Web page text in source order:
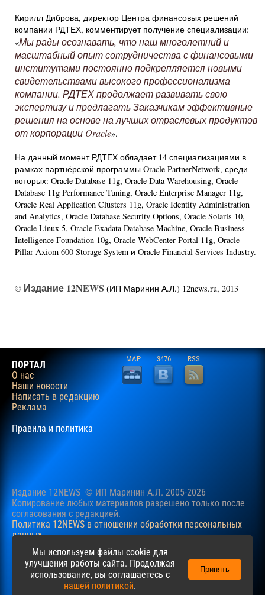
Кирилл Диброва, директор Центра финансовых решений
компании РДТЕХ, комментирует получение специализации:
«Мы рады осознавать, что наш многолетний и
масштабный опыт сотрудничества с финансовыми
институтами постоянно подкрепляется новыми
свидетельствами высокого профессионализма
компании. РДТЕХ продолжает развивать свою
экспертизу и предлагать Заказчикам эффективные
решения на основе на лучших отраслевых продуктов
от корпорации Oracle».
На данный момент РДТЕХ обладает 14 специализациями в
рамках партнёрской программы Oracle PartnerNetwork, среди
которых: Oracle Database 11g, Oracle Data Warehousing, Oracle
Database 11g Performance Tuning, Oracle Enterprise Manager 11g,
Oracle Real Application Clusters 11g, Oracle Identity Administration
and Analytics, Oracle Database Security Options, Oracle Solaris 10,
Oracle Linux 5, Oracle Exadata Database Machine, Oracle Business
Intelligence Foundation 10g, Oracle WebCenter Portal 11g, Oracle
Pillar Axiom 600 Storage System и Oracle Financial Services Industry.
© Издание 12NEWS (ИП Маринин А.Л.) 12news.ru, 2013
ПОРТАЛ
О нас
Наши новости
Написать в редакцию
Реклама
Правила и политика
MAP 3476 RSS
Издание 12NEWS © ИП Маринин А.Л. 2005-2026
Копирование любых материалов разрешено только после
согласования c редакцией.
Политика 12NEWS в отношении обработки персональных
данных
Наш сайт использует файлы cookie для учучшения
пользовательского опыта. Продолжая просматривать сайт,
вы соглашаетесь с нашейПолитикойв отношении файлов
Мы используем файлы cookie для
улучшения работы сайта. Продолжая
использование, вы соглашаетесь с
нашей политикой.
Принять